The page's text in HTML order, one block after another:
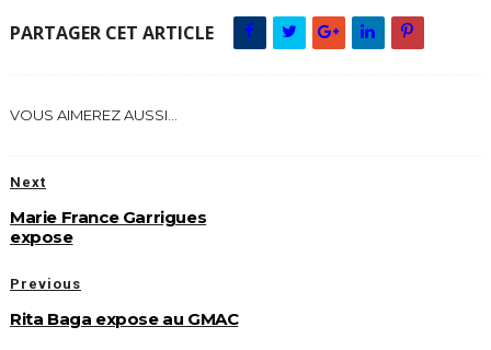
PARTAGER CET ARTICLE
VOUS AIMEREZ AUSSI...
Next
Marie France Garrigues
expose
Previous
Rita Baga expose au GMAC